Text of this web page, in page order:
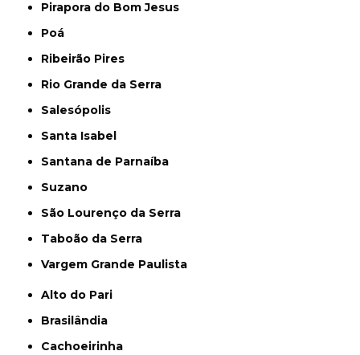
Pirapora do Bom Jesus
Poá
Ribeirão Pires
Rio Grande da Serra
Salesópolis
Santa Isabel
Santana de Parnaíba
Suzano
São Lourenço da Serra
Taboão da Serra
Vargem Grande Paulista
Alto do Pari
Brasilândia
Cachoeirinha